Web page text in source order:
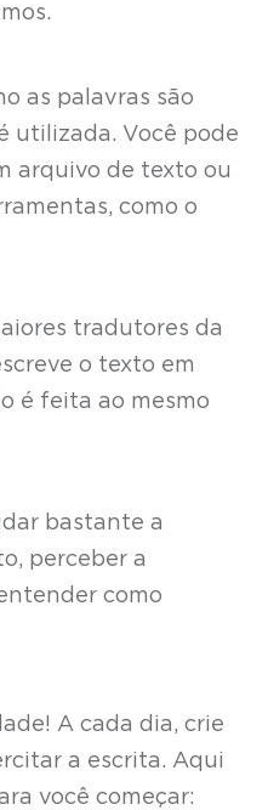
as palavras são
utilizada. Você pode
arquivo de texto ou
como o
tradutores da
o texto em
é feita ao mesmo
bastante a
perceber a
como
A cada dia, crie
a escrita. Aqui
você começar: